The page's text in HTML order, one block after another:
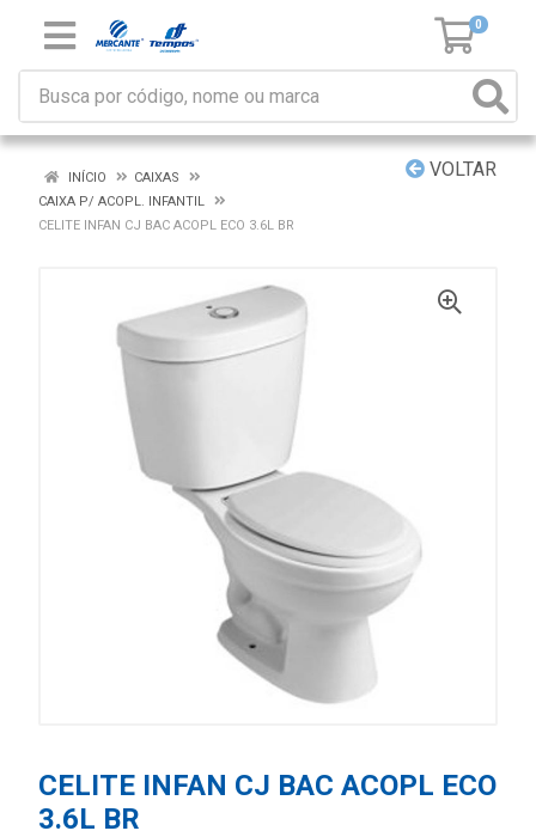
0
VOLTAR
INÍCIO
CAIXAS
CAIXA P/ ACOPL. INFANTIL
CELITE INFAN CJ BAC ACOPL ECO 3.6L BR
CELITE INFAN CJ BAC ACOPL ECO
3.6L BR